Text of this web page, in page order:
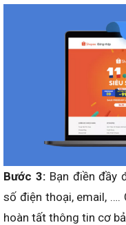
Bước 3:Bạn điền đầy
số điện thoại, email, ….
hoàn tất thông tin cơ